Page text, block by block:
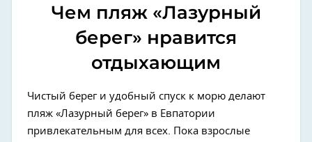
Чем пляж «Лазурный
берег» нравится
отдыхающим
Чистый берег и удобный спуск к морю делают
пляж «Лазурный берег» в Евпатории
привлекательным для всех. Пока взрослые